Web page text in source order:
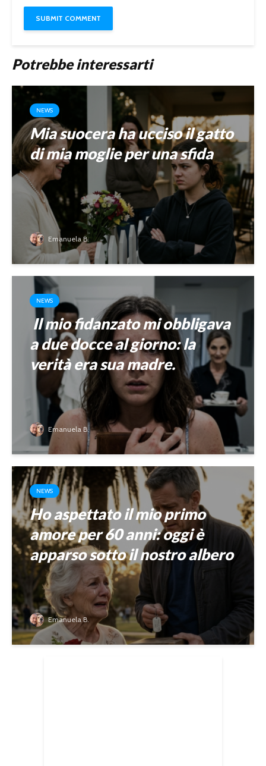
Potrebbe interessarti
NEWS
Mia suocera ha ucciso il gatto
di mia moglie per una sfida
Emanuela B.
NEWS
Il mio fidanzato mi obbligava
a due docce al giorno: la
verità era sua madre.
Emanuela B.
NEWS
Ho aspettato il mio primo
amore per 60 anni: oggi è
apparso sotto il nostro albero
Emanuela B.